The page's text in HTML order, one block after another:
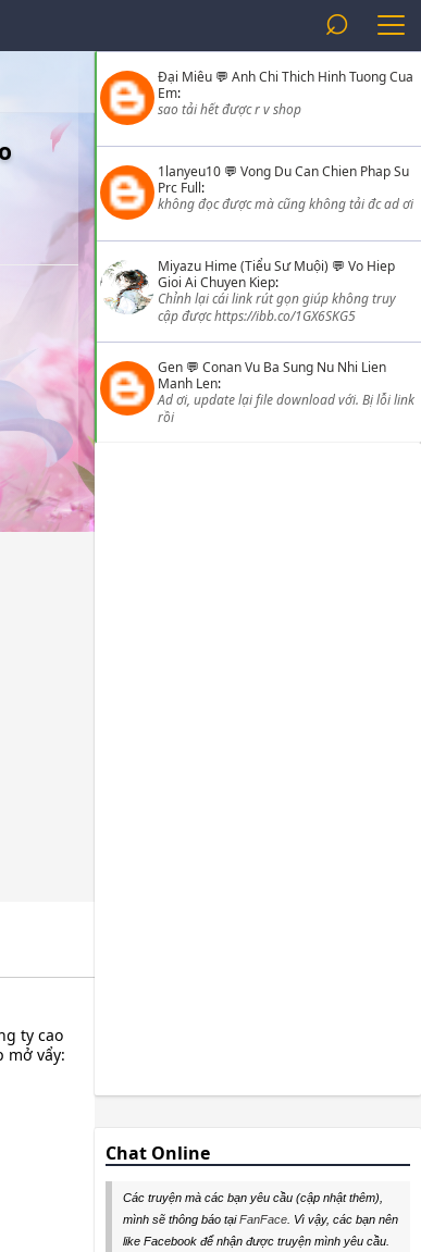
⌕
ty cao
mở vẩy:
Đại Miêu 💬 Anh Chi Thich Hinh Tuong Cua
Em:
sao tải hết được r v shop
1lanyeu10 💬 Vong Du Can Chien Phap Su
Prc Full:
không đọc được mà cũng không tải đc ad ơi
Miyazu Hime (Tiểu Sư Muội) 💬 Vo Hiep
Gioi Ai Chuyen Kiep:
Chỉnh lại cái link rút gọn giúp không truy
cập được https://ibb.co/1GX6SKG5
Gen 💬 Conan Vu Ba Sung Nu Nhi Lien
Manh Len:
Ad ơi, update lại file download với. Bị lỗi link
rồi
Chat Online
Các truyện mà các bạn yêu cầu (cập nhật thêm),
mình sẽ thông báo tạiFanFace . Vì vậy, các bạn nên
like Facebook để nhận được truyện mình yêu cầu.